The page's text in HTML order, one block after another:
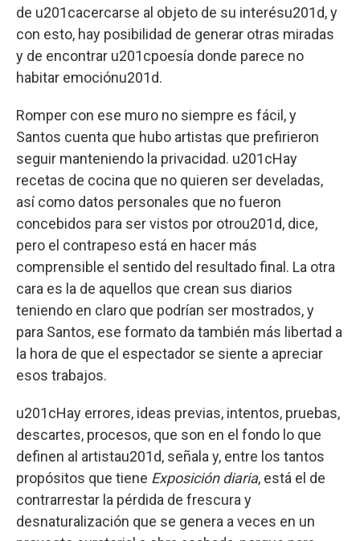
de u201cacercarse al objeto de su interésu201d, y
con esto, hay posibilidad de generar otras miradas
y de encontrar u201cpoesía donde parece no
habitar emociónu201d.
Romper con ese muro no siempre es fácil, y
Santos cuenta que hubo artistas que prefirieron
seguir manteniendo la privacidad. u201cHay
recetas de cocina que no quieren ser develadas,
así como datos personales que no fueron
concebidos para ser vistos por otrou201d, dice,
pero el contrapeso está en hacer más
comprensible el sentido del resultado final. La otra
cara es la de aquellos que crean sus diarios
teniendo en claro que podrían ser mostrados, y
para Santos, ese formato da también más libertad a
la hora de que el espectador se siente a apreciar
esos trabajos.
u201cHay errores, ideas previas, intentos, pruebas,
descartes, procesos, que son en el fondo lo que
definen al artistau201d, señala y, entre los tantos
propósitos que tiene Exposición diaria, está el de
contrarrestar la pérdida de frescura y
desnaturalización que se genera a veces en un